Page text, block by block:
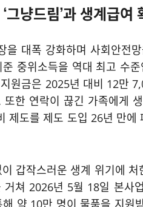
그냥드림’과 생계급
을 대폭 강화하며 사회안전
중위소득을 역대 최고 수
원금은 2025년 대비 12만
또한 연락이 끊긴 가족에게
제도를 제도 도입 26년 만
갑작스러운 생계 위기에
거쳐 2026년 5월 18일 본사
약 10만 명이 물품을 지원